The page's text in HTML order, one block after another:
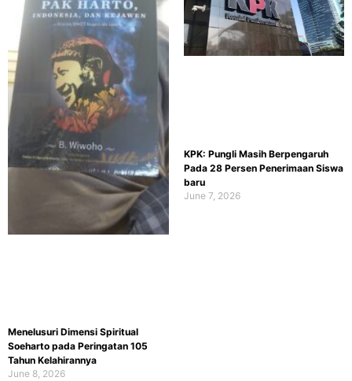
Menelusuri Dimensi Spiritual
Soeharto pada Peringatan 105
Tahun Kelahirannya
June 8, 2026
KPK: Pungli Masih Berpengaruh
Pada 28 Persen Penerimaan Siswa
baru
June 7, 2026